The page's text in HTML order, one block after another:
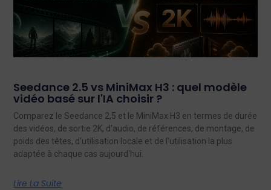
Seedance 2.5 vs MiniMax H3 : quel modèle
vidéo basé sur l'IA choisir ?
Comparez le Seedance 2,5 et le MiniMax H3 en termes de durée
des vidéos, de sortie 2K, d'audio, de références, de montage, de
poids des têtes, d'utilisation locale et de l'utilisation la plus
adaptée à chaque cas aujourd'hui.
Lire La Suite